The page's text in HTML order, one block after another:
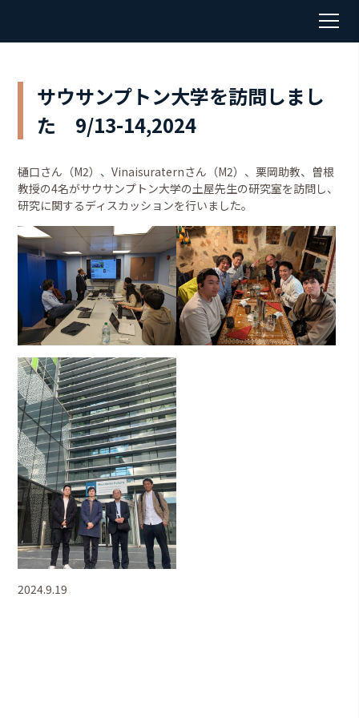
サウサンプトン大学を訪問しまし
た 9/13-14,2024
樋口さん（M2）、Vinaisuraternさん（M2）、栗岡助教、曽根
教授の4名がサウサンプトン大学の土屋先生の研究室を訪問し、
研究に関するディスカッションを行いました。
2024.9.19